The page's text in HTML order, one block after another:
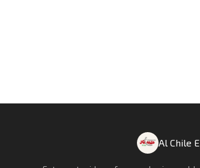
Al Chile